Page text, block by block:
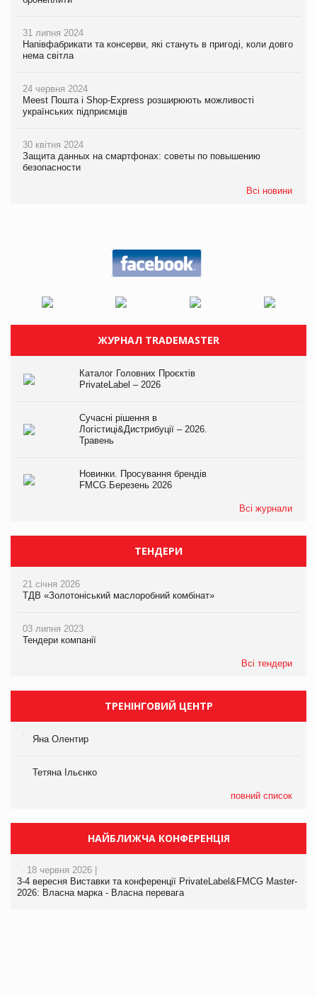
31 липня 2024
Напівфабрикати та консерви, які стануть в пригоді, коли довго
нема світла
24 червня 2024
Meest Пошта і Shop-Express розширюють можливості
українських підприємців
30 квітня 2024
Защита данных на смартфонах: советы по повышению
безопасности
Всі новини
ЖУРНАЛ TRADEMASTER
Каталог Головних Проєктів
PrivateLabel – 2026
Сучасні рішення в
Логістиці&Дистрибуції – 2026.
Травень
Новинки. Просування брендів
FMCG.Березень 2026
Всі журнали
ТЕНДЕРИ
21 січня 2026
ТДВ «Золотоніський маслоробний комбінат»
03 липня 2023
Тендери компанії
Всі тендери
ТРЕНІНГОВИЙ ЦЕНТР
Яна Олентир
Тетяна Ільєнко
повний список
НАЙБЛИЖЧА КОНФЕРЕНЦІЯ
18 червня 2026 |
3-4 вересня Виставки та конференції PrivateLabel&FMCG Master-
2026: Власна марка - Власна перевага